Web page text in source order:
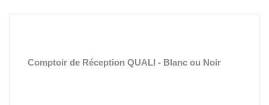
Comptoir de Réception QUALI - Blanc ou Noir